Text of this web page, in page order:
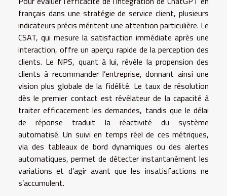
français dans une stratégie de service client, plusieurs
indicateurs précis méritent une attention particulière. Le
CSAT, qui mesure la satisfaction immédiate après une
interaction, offre un aperçu rapide de la perception des
clients. Le NPS, quant à lui, révèle la propension des
clients à recommander l’entreprise, donnant ainsi une
vision plus globale de la fidélité. Le taux de résolution
dès le premier contact est révélateur de la capacité à
traiter efficacement les demandes, tandis que le délai
de réponse traduit la réactivité du système
automatisé. Un suivi en temps réel de ces métriques,
via des tableaux de bord dynamiques ou des alertes
automatiques, permet de détecter instantanément les
variations et d’agir avant que les insatisfactions ne
s’accumulent.